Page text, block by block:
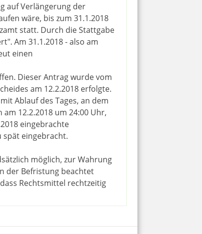
auf Verlängerung der
wäre, bis zum 31.1.2018
statt. Durch die Stattgabe
Am 31.1.2018 - also am
einen
Dieser Antrag wurde vom
am 12.2.2018 erfolgte.
Ablauf des Tages, an dem
12.2.2018 um 24:00 Uhr,
eingebrachte
spät eingebracht.
möglich, zur Wahrung
der Befristung beachtet
Rechtsmittel rechtzeitig